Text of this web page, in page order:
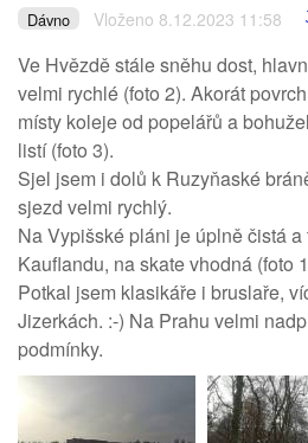
Dávno Vloženo 8.12.2023 11:58
Ve Hvězdě stále sněhu dost,
velmi rychlé (foto 2). Akorát
místy koleje od popelářů a
listí (foto 3).
Sjel jsem i dolů k Ruzyňaské
sjezd velmi rychlý.
Na Vypišské pláni je úplně čistá a
Kauflandu, na skate vhodná (foto
Potkal jsem klasikáře i bruslaře,
Jizerkách. :-) Na Prahu velmi
podmínky.